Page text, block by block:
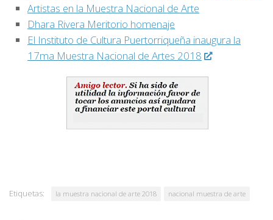
Artistas en la Muestra Nacional de Arte
Dhara Rivera Meritorio homenaje
El Instituto de Cultura Puertorriqueña inaugura la
17ma Muestra Nacional de Artes 2018
Etiquetas: la muestra nacional de arte 2018 nacional muestra de arte